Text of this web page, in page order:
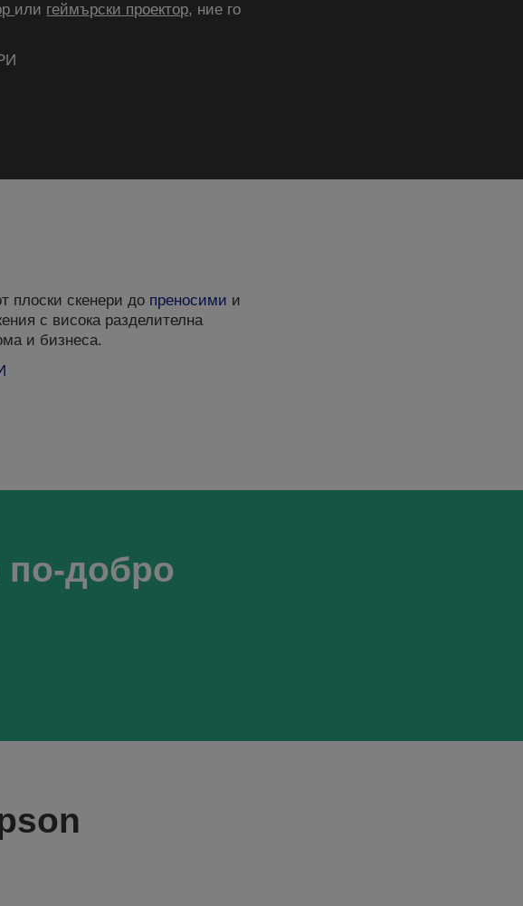
или геймърски проектор, ние го
плоски скенери до преносими и
с висока разделителна
и бизнеса.
по-добро